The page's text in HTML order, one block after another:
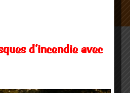
d’incendie avec